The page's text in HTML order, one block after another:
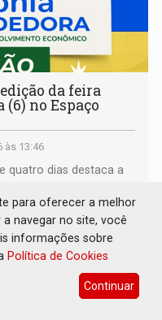
edição da feira
no Espaço
às 13:46
quatro dias destaca a
de animais
para oferecer a melhor
navegar no site, você
informações sobre
Política de Cookies
Continuar